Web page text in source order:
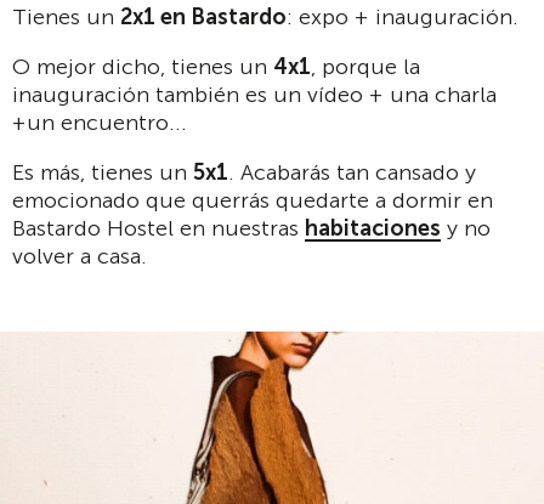
Tienes un 2x1 en Bastardo: expo + inauguración.
O mejor dicho, tienes un 4x1, porque la
inauguración también es un vídeo + una charla
+un encuentro...
Es más, tienes un 5x1. Acabarás tan cansado y
emocionado que querrás quedarte a dormir en
Bastardo Hostel en nuestras habitaciones y no
volver a casa.